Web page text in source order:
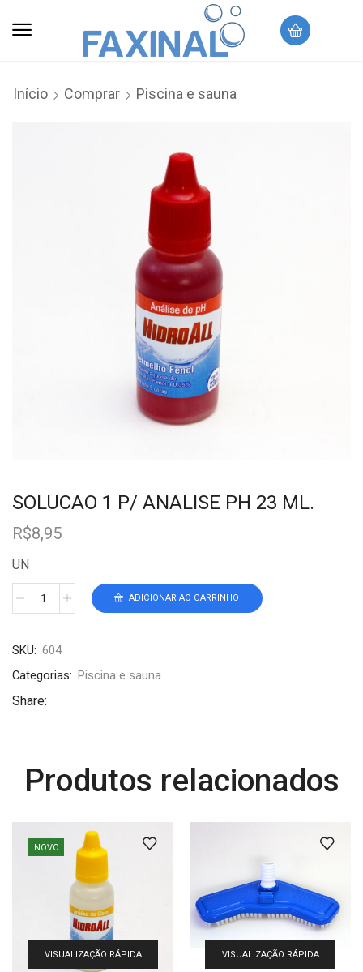
Início Comprar Piscina e sauna
SOLUCAO 1 P/ ANALISE PH 23 ML.
R$8,95
UN
ADICIONAR AO CARRINHO
SKU: 604
Categorias: Piscina e sauna
Share:
Produtos relacionados
NOVO
VISUALIZAÇÃO RÁPIDA VISUALIZAÇÃO RÁPIDA